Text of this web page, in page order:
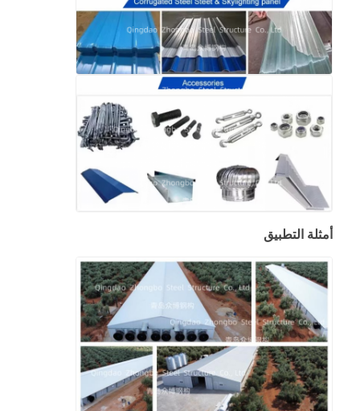
ورشة الهياكل الفولاذية
مستودع الهيكل الصلب
بناء الصلب التجاري
الهياكل التعدينية
حراج طائرات بهيكل فولاذي
المواد الهيكلية من الصلب
هيكل فولاذي بيت الدواجن
البنية الفولاذية برج خزان المياه
أمثلة التطبيق